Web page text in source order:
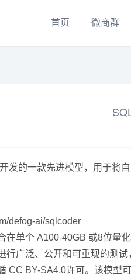
首页 微商群
发的一款先进模型，用于将
defog-ai/sqlcoder
在单个 A100-40GB 或8位量
行广泛、公开和可重现的测试
CC BY-SA4.0许可。该模型